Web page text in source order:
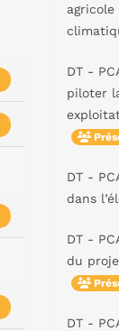
DT -
piloter
DT -
dans
DT -
du
DT -